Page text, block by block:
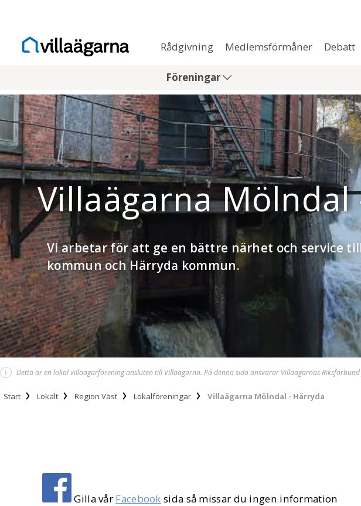
Rådgivning Medlemsförmåner Debatt
Föreningar
Villaägarna
Vi arbetar för att ge en bättre närhet och service
kommun och Härryda kommun.
i Detta är en lokal villaägarförening ansluten till Villaägarna. På denna sida ansvarar Villaägarnas
Start Lokalt Region Väst Lokalföreningar Villaägarna Mölndal - Härryda
Gilla vår Facebook sida så missar du ingen information